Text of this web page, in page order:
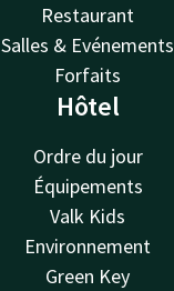
Restaurant
Salles & Evénements
Forfaits
Hôtel
Ordre du jour
Équipements
Valk Kids
Environnement
Green Key